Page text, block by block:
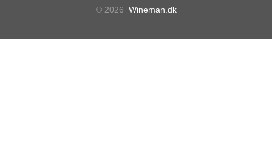
© 2026 Wineman.dk